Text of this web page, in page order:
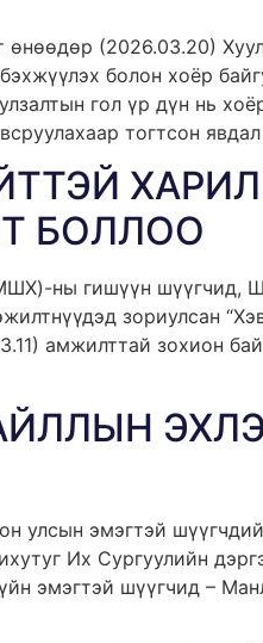
өнөөдөр (2026.03.20)
болон хоёр
гол үр дүн нь
тогтсон
БОЛЛОО
ны гишүүн шүүгчид,
зориулсан
амжилттай зохион
улсын эмэгтэй
Их Сургуулийн
эмэгтэй шүүгчид –